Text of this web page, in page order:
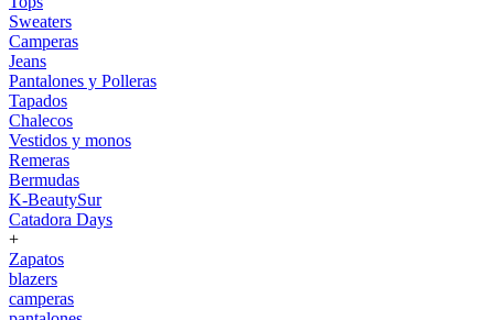
Sweaters
Camperas
Jeans
Pantalones y Polleras
Tapados
Chalecos
Vestidos y monos
Remeras
Bermudas
K-BeautySur
Catadora Days
+
Zapatos
blazers
camperas